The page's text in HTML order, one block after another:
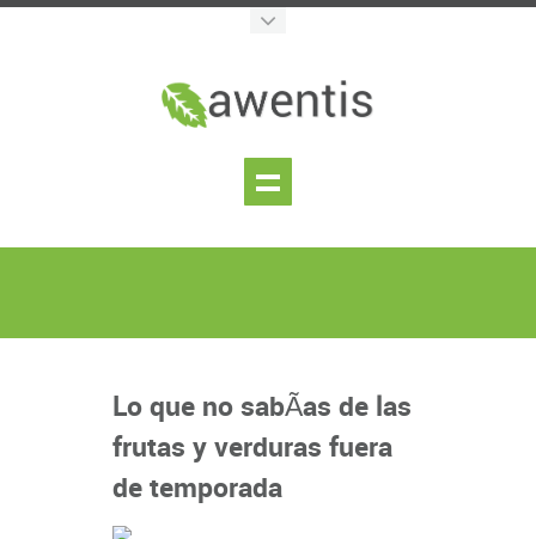
Lo que no sabÃ­as de las
frutas y verduras fuera
de temporada